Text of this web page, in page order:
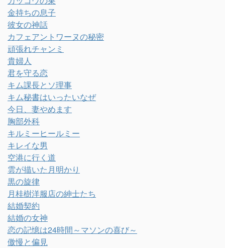
金持ちの息子
彼女の神話
カフェアントワーヌの秘密
頑張れチャンミ
貴婦人
君を守る恋
キム課長とソ理事
キム秘書はいったいなぜ
今日、妻やめます
胸部外科
キルミーヒールミー
キレイな男
空港に行く道
雲が描いた月明かり
黒の旋律
月桂樹洋服店の紳士たち
結婚契約
結婚の女神
恋の記憶は24時間～マソンの喜び～
傲慢と偏見